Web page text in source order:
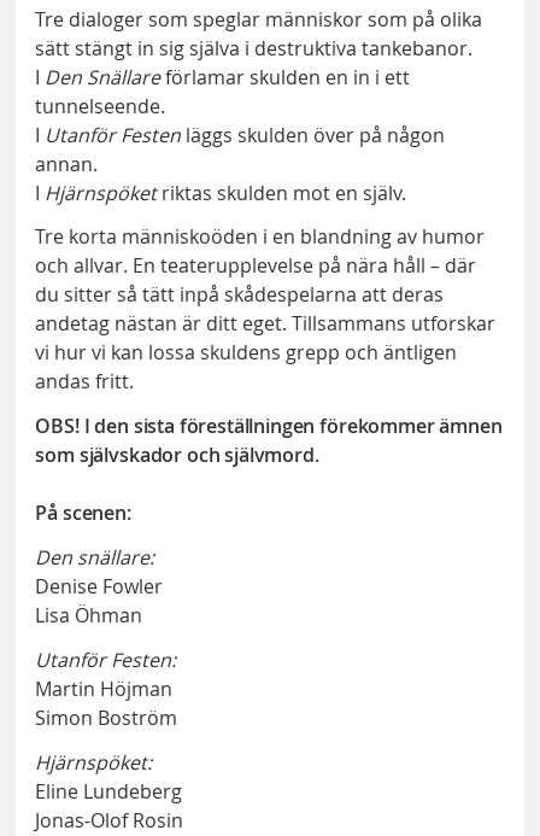
Tre dialoger som speglar människor som på olika
sätt stängt in sig själva i destruktiva tankebanor.
I Den Snällareförlamar skulden en in i ett
tunnelseende.
I Utanför Festen läggs skulden över på någon
annan.
I Hjärnspöketriktas skulden mot en själv.
Tre korta människoöden i en blandning av humor
och allvar. En teaterupplevelse på nära håll – där
du sitter så tätt inpå skådespelarna att deras
andetag nästan är ditt eget. Tillsammans utforskar
vi hur vi kan lossa skuldens grepp och äntligen
andas fritt.
OBS! I den sista föreställningen förekommer ämnen
som självskador och självmord.
På scenen:
Den snällare:
Denise Fowler
Lisa Öhman
Utanför Festen:
Martin Höjman
Simon Boström
Hjärnspöket:
Eline Lundeberg
Jonas-Olof Rosin